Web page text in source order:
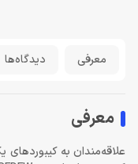
معرفی دیدگاه‌ها
معرفی